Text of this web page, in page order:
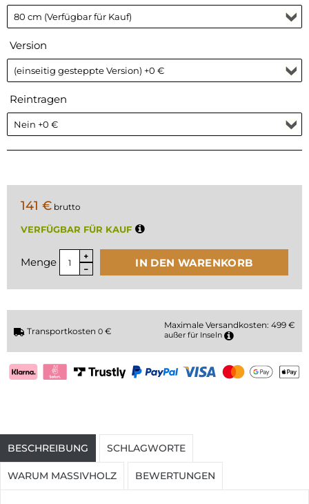
Version
Reintragen
141 € brutto
VERFÜGBAR FÜR KAUF
Menge IN DEN WARENKORB
Transportkosten 0 €
Maximale Versandkosten: 499 €
außer für Inseln
BESCHREIBUNG SCHLAGWORTE
WARUM MASSIVHOLZ BEWERTUNGEN